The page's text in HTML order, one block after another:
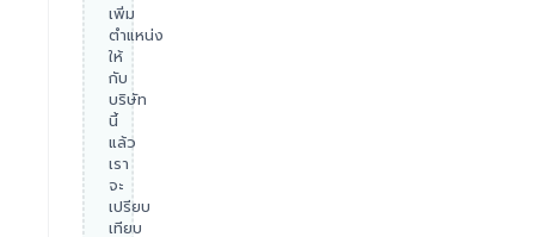
เพิ่ม
ตำแหน่ง
ให้
กับ
บริษัท
นี้
แล้ว
เรา
จะ
เปรียบ
เทียบ